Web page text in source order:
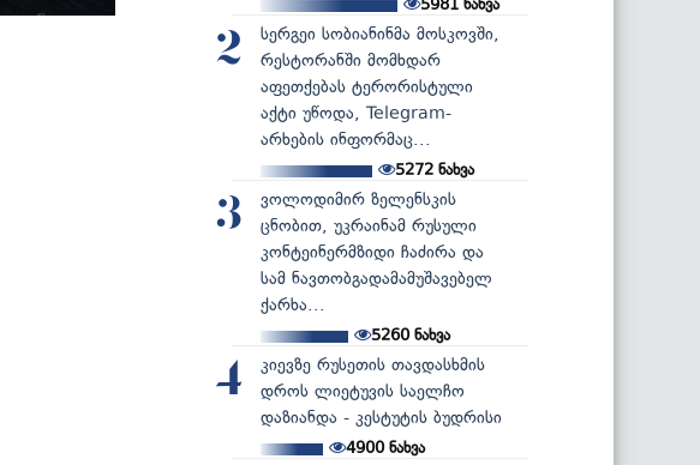
5981 ნახვა
2
სერგეი სობიანინმა მოსკოვში,
რესტორანში მომხდარ
აფეთქებას ტერორისტული
აქტი უწოდა, Telegram-
არხების ინფორმაც...
5272 ნახვა
3
ვოლოდიმირ ზელენსკის
ცნობით, უკრაინამ რუსული
კონტეინერმზიდი ჩაძირა და
სამ ნავთობგადამამუშავებელ
ქარხა...
5260ნახვა
4
კიევზე რუსეთის თავდასხმის
დროს ლიეტუვის საელჩო
დაზიანდა - კესტუტის ბუდრისი
4900ნახვა